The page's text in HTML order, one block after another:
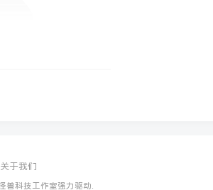
关于我们
兽科技工作室强力驱动.